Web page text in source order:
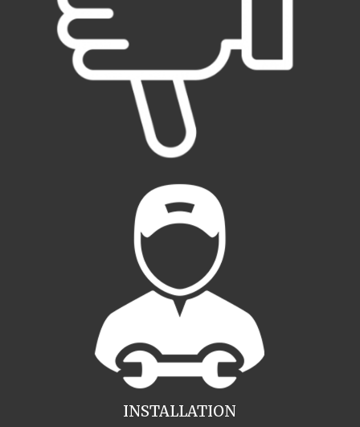
INSTALLATION